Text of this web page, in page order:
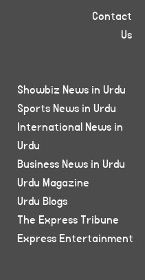
Contact
Us
Showbiz News in Urdu
Sports News in Urdu
International News in
Urdu
Business News in Urdu
Urdu Magazine
Urdu Blogs
The Express Tribune
Express Entertainment